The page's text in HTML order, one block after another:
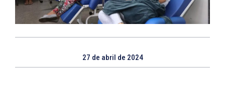
27 de abril de 2024